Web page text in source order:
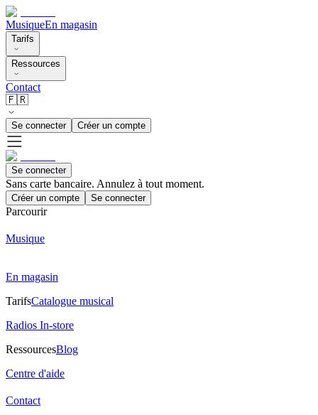
MusiqueEn magasin
Tarifs
Ressources
Contact
🇫🇷
Se connecter Créer un compte
Se connecter
Sans carte bancaire. Annulez à tout moment.
Créer un compte Se connecter
Parcourir
Musique
En magasin
TarifsCatalogue musical
Radios In-store
RessourcesBlog
Centre d'aide
Contact